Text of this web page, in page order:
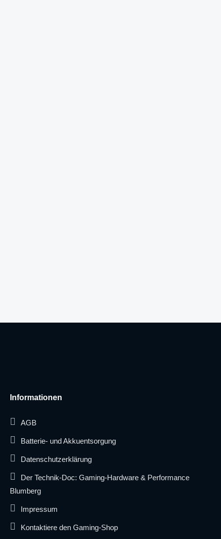
Informationen
AGB
Batterie- und Akkuentsorgung
Datenschutzerklärung
Der Technik-Doc: Gaming-Hardware & Performance
Blumberg
Impressum
Kontaktiere den Gaming-Shop